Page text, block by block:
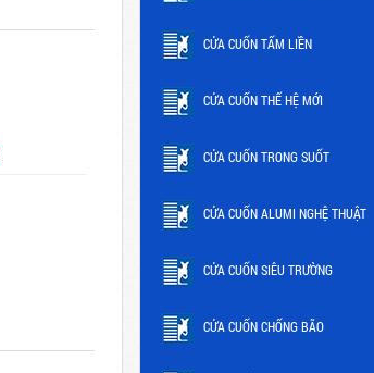
CỬA CUỐN TẤM LIỀN
CỬA CUỐN THẾ HỆ MỚI
CỬA CUỐN TRONG SUỐT
CỬA CUỐN ALUMI NGHỆ THUẬT
CỬA CUỐN SIÊU TRƯỜNG
CỬA CUỐN CHỐNG BÃO